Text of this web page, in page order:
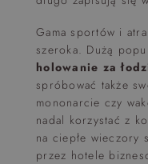
Gama sportów i
szeroka. Dużą
holowanie za
spróbować także
mononarcie czy
nadal korzystać z
na ciepłe wieczory
przez hotele